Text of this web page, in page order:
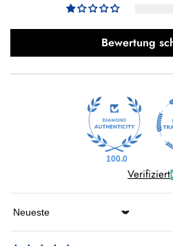
Bewertung
100.0
Verifiziert
Sort by